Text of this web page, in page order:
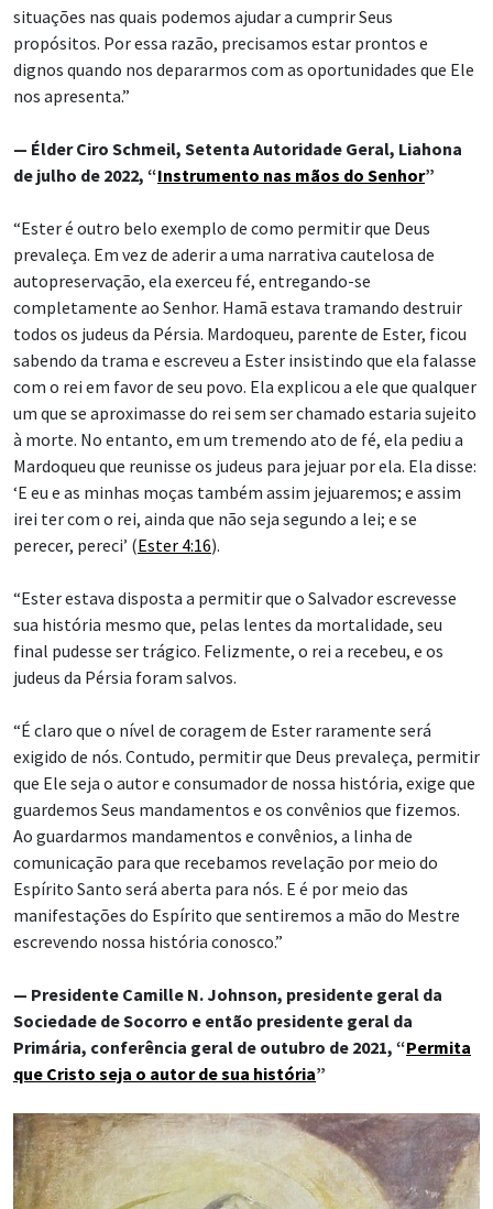
situações nas quais podemos ajudar a cumprir Seus
propósitos. Por essa razão, precisamos estar prontos e
dignos quando nos depararmos com as oportunidades que Ele
nos apresenta.”
— Élder Ciro Schmeil, Setenta Autoridade Geral, Liahona
de julho de 2022, “Instrumento nas mãos do Senhor”
“Ester é outro belo exemplo de como permitir que Deus
prevaleça. Em vez de aderir a uma narrativa cautelosa de
autopreservação, ela exerceu fé, entregando-se
completamente ao Senhor. Hamã estava tramando destruir
todos os judeus da Pérsia. Mardoqueu, parente de Ester, ficou
sabendo da trama e escreveu a Ester insistindo que ela falasse
com o rei em favor de seu povo. Ela explicou a ele que qualquer
um que se aproximasse do rei sem ser chamado estaria sujeito
à morte. No entanto, em um tremendo ato de fé, ela pediu a
Mardoqueu que reunisse os judeus para jejuar por ela. Ela disse:
‘E eu e as minhas moças também assim jejuaremos; e assim
irei ter com o rei, ainda que não seja segundo a lei; e se
perecer, pereci’ (Ester 4:16).
“Ester estava disposta a permitir que o Salvador escrevesse
sua história mesmo que, pelas lentes da mortalidade, seu
final pudesse ser trágico. Felizmente, o rei a recebeu, e os
judeus da Pérsia foram salvos.
“É claro que o nível de coragem de Ester raramente será
exigido de nós. Contudo, permitir que Deus prevaleça, permitir
que Ele seja o autor e consumador de nossa história, exige que
guardemos Seus mandamentos e os convênios que fizemos.
Ao guardarmos mandamentos e convênios, a linha de
comunicação para que recebamos revelação por meio do
Espírito Santo será aberta para nós. E é por meio das
manifestações do Espírito que sentiremos a mão do Mestre
escrevendo nossa história conosco.”
— Presidente Camille N. Johnson, presidente geral da
Sociedade de Socorro e então presidente geral da
Primária, conferência geral de outubro de 2021, “Permita
que Cristo seja o autor de sua história”